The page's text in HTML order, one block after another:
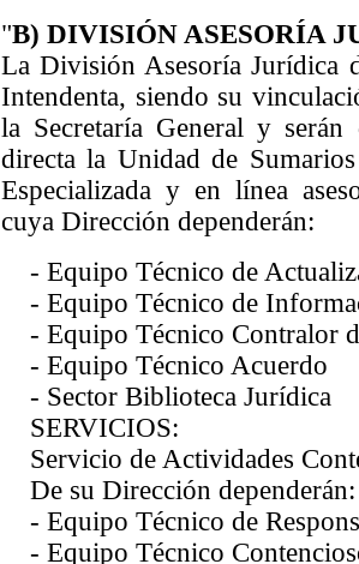
"B) DIVISIÓN ASESORÍA
La División Asesoría Jurídica
Intendenta, siendo su
la Secretaría General y
directa la Unidad de
Especializada y en línea
cuya Dirección dependerán:
- Equipo Técnico de
- Equipo Técnico de
- Equipo Técnico Contralor
- Equipo Técnico Acuerdo
- Sector Biblioteca Jurídica
SERVICIOS:
Servicio de Actividades
De su Dirección dependerán:
- Equipo Técnico de
- Equipo Técnico